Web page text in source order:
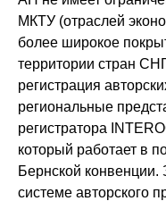
МКТУ (отраслей
более широкое
территории стран
регистрация
региональные
регистратора
который работает в
Бернской конвенции.
системе авторского